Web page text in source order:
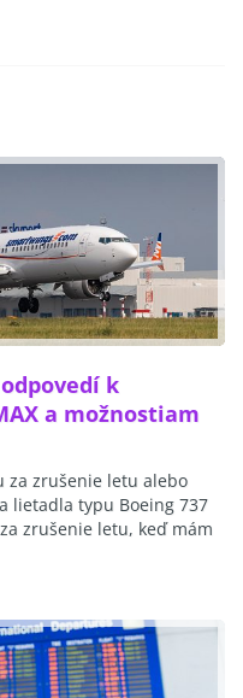
k
a možnostiam
za zrušenie letu alebo
lietadla typu Boeing 737
zrušenie letu, keď mám